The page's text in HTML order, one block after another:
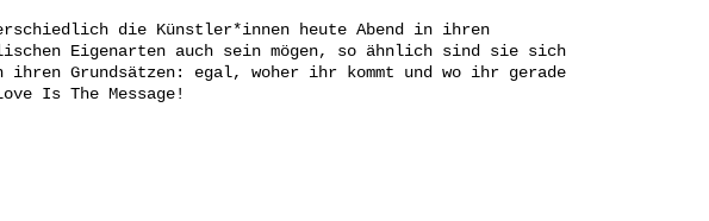
die Künstler*innen heute Abend in ihren
Eigenarten auch sein mögen, so ähnlich sind sie sich
ihren Grundsätzen: egal, woher ihr kommt und wo ihr gerade
Is The Message!